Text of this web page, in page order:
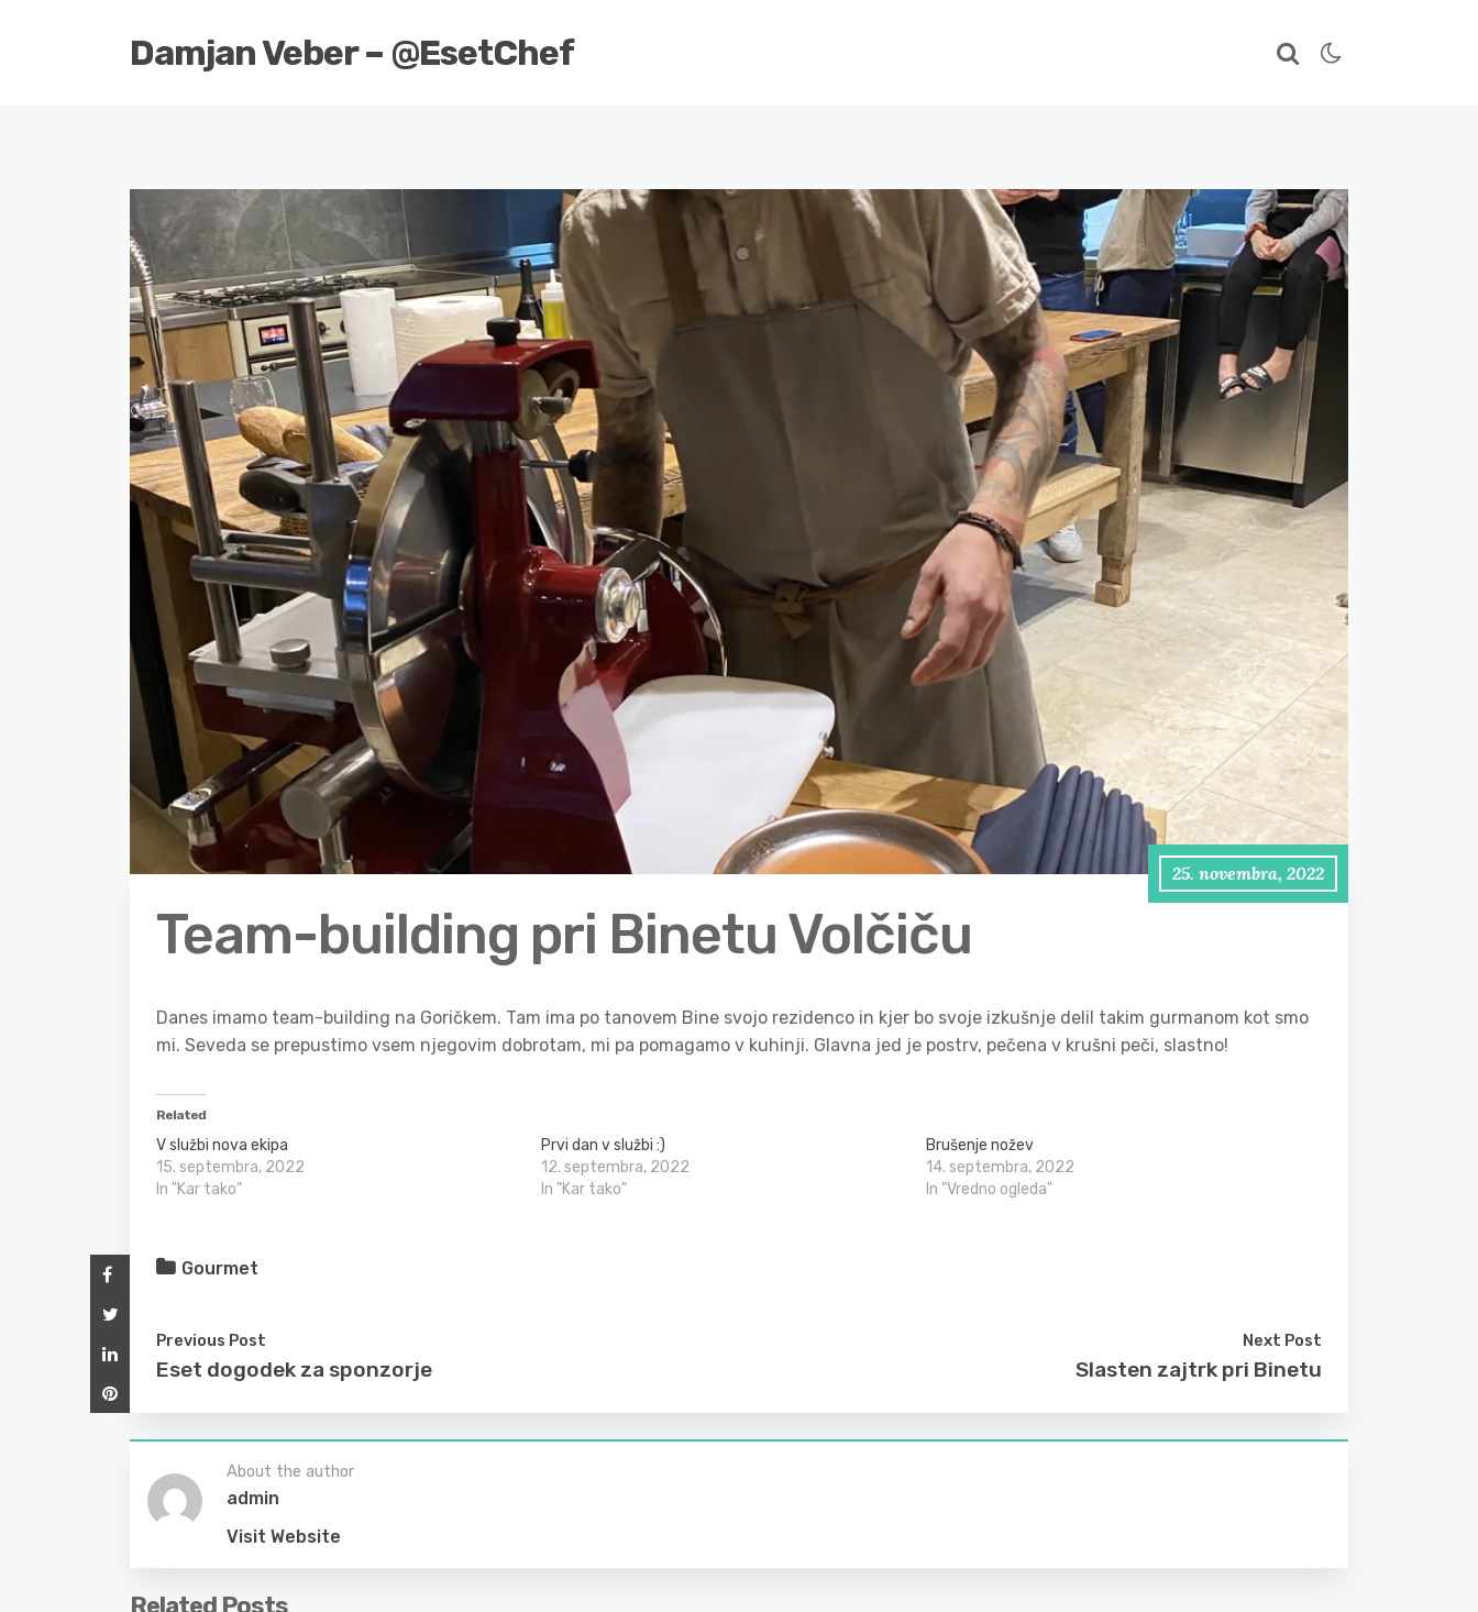
Damjan Veber – @EsetChef
25. novembra, 2022
Team-building pri Binetu Volčiču
Danes imamo team-building na Goričkem. Tam ima po tanovem Bine svojo rezidenco in kjer bo svoje izkušnje delil takim gurmanom kot smo
mi. Seveda se prepustimo vsem njegovim dobrotam, mi pa pomagamo v kuhinji. Glavna jed je postrv, pečena v krušni peči, slastno!
Related
V službi nova ekipa
15. septembra, 2022
In "Kar tako"
Prvi dan v službi :)
12. septembra, 2022
In "Kar tako"
Brušenje nožev
14. septembra, 2022
In "Vredno ogleda"
Gourmet
Previous Post
Eset dogodek za sponzorje
Next Post
Slasten zajtrk pri Binetu
About the author
admin
Visit Website